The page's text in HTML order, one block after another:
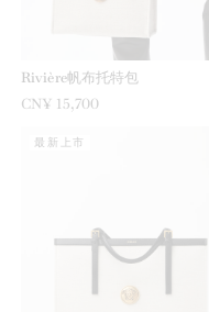
Rivière帆布托特包
CN¥ 15,700
最新上市